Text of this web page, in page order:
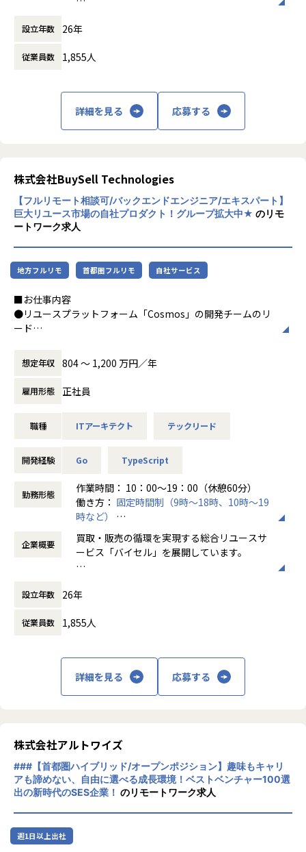
・〜6ヶ月後：特定ドメイン（例：査定・CRM・物流）をリ
・〜1年後：AI・自動化技術を活用した生産性10倍化プロジ
■組織／配属先の特徴
100名規模の技術組織
・PdM・AIエンジニア・SREと協働し、事業課題に直結する
開発を推進
・AIによるコーディング率46.07％、開発量+41％など、生産
性改善を定量管理
・開発生産性への意識が高く、フルスタックな働き方が好ま
れる
・仕様がトップダウンで降りることはなく、エンジニアが
・業務を通して得た知見をtech blogや外部登壇で発表する
ことを推奨
・1プロダクトあたり10人未満のチーム構成
・「成長事業×AI×エンジニアリング」の実装経験
・高密度なチームによる設計・実装スキル向上
■キャリアパス
・テックリード／アーキテクト → 開発本部長
・またはPdMへのキャリアシフトも可能（事業理解×技術力
【業務の変更の範囲】
次世代のテックリードを創出すべく、CTOやEMと議論して
より良い組織づくりへもご助力いただきたいです。
・開発ガイドラインの策定
・AI活用を前提とした開発体制の構築
の循環を実現する総合リユースビジネスを展開しています。
リユース業界の市場規模は約66兆円といわれていますが、ま
だまだレガシーなプロセスが多く、
ジーを駆使してリユース業界全体の刷新を目指しています。
また、弊社はリユース業界No.1のテックカンパニーを目指し
ており、事業だけでなくエンジニア組織も急成長していま
す。
メンバーの増加に伴う開発横断組織の誕生、開発生産性への
意識改善や社外へのアウトプットを強めるワーキンググルー
プなど、
が行われています。
しかし、まだ我々の組織は始まったばかりで、理想のために
リユース業界No.1テックカンパニーに達するために、この組
今回、急成長し続けるバイセルのバックエンド領域の開発を
リードいただけるエンジニアを募集いたします。
■ポジションの魅力
・隠れ資産66兆円の巨大マーケットを相手に加速する事業成
長を体感できます
・事業と共に急拡大する「エンジニア組織の文化醸成や仕組
・課題はリアルな現場で起きていて、PCの画面上だけでは解
感じやすい環境です(営業同行や店舗視察など、課題を直接体
■チームの特徴
・開発生産性への意識が高く、フルスタックな働き方が好ま
「なぜつくるか」を理解して開発します
・業務を通して得た知見をtech blogや外部登壇で発表する
ことを推奨しています
・1プロダクトあたり10人未満のチーム構成
【業務の変更の範囲】
会社の規定に準ずる
の必要なものへと変えること。
ないたくさんの"かくれ資産"が、眠ったまま
これらを再流通させることで、"新たなものを
作っては捨てる社会"からの脱却を実現しま
す。
ひとつは、事業を着実に成長させ続ける優秀
な人材。
ひとつは、買取から販売までを最適につなぐ
テクノロジー。
2015年のリユース事業開始以後、今では日本
全国に拠点を構え、業界トップクラスの規模
へと成長しました。
人とテクノロジーの力を駆使してリユース業
設立年数 26年
従業員数 1,855人
詳細を見る 応募する
株式会社BuySell Technologies
【フルリモート相談可/バックエンドエンジニア/エキスパート】
巨大リユース市場の自社プロダクト！グループ拡大中★ のリモ
ートワーク求人
地方フルリモ 首都圏フルリモ 自社サービス
■お仕事内容
●リユースプラットフォーム「Cosmos」の開発チームのリ
ード
にリユースにアクセスできる世界の構築」をビジョンとして
想い描いています。
事業理解と共に、プロダクトと関わるメンバーのサポートを
お任せいたします。
・EM・PdMと協力して、高品質なプロダクトを目指す取り組
・DX(Developer Experience)向上や技術的負債解消の計画
・バックエンド領域でのアーキテクチャ設計構築や技術選定
●バックエンド領域での横断的な取り組み
大を予定しています。
一方でプロダクト品質や開発生産性を維持することへの課題
次世代のテックリードを創出すべく、チームメンバーと議論
してより良い組織づくりへもご助力いただきたいです。
・開発ガイドラインの策定
・AI活用を前提とした開発体制の構築
全社のデジタル基盤として「Cosmos」という統合プラット
フォームを開発・運用しています。
「Cosmos」は、出張査定・在庫・販売・CRMなど、数百名
規模の現場オペレーションを一気通貫で支えるシステムであ
事業拡大・M&A・新サービス展開のたびにスピーディな拡張
と再設計が求められます。
想定年収 804 〜 1,200 万円／年
雇用形態 正社員
職種 ITアーキテクト テックリード
開発経験 Go TypeScript
勤務形態
作業時間： 10：00～19：00（休憩60分）
働き方： 固定時間制（9時～18時、10時～19
時など）
時間外労働の有無： 有（月平均10時間）
休憩時間： 60分
企業概要
買取・販売の循環を実現する総合リユースサ
ービス「バイセル」を展開しています。
の必要なものへと変えること。
ないたくさんの"かくれ資産"が、眠ったまま
これらを再流通させることで、"新たなものを
作っては捨てる社会"からの脱却を実現しま
す。
ひとつは、事業を着実に成長させ続ける優秀
な人材。
ひとつは、買取から販売までを最適につなぐ
テクノロジー。
2015年のリユース事業開始以後、今では日本
設立年数 26年
従業員数 1,855人
詳細を見る 応募する
株式会社アルトワイズ
###【首都圏ハイブリッド/オープンポジション】趣味もキャリ
アも諦めない、自由に選べる成長環境！ベストベンチャー100選
出の新時代のSES企業！ のリモートワーク求人
週1日以上出社